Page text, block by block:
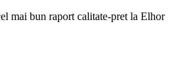
mai bun raport calitate-pret la Elhor